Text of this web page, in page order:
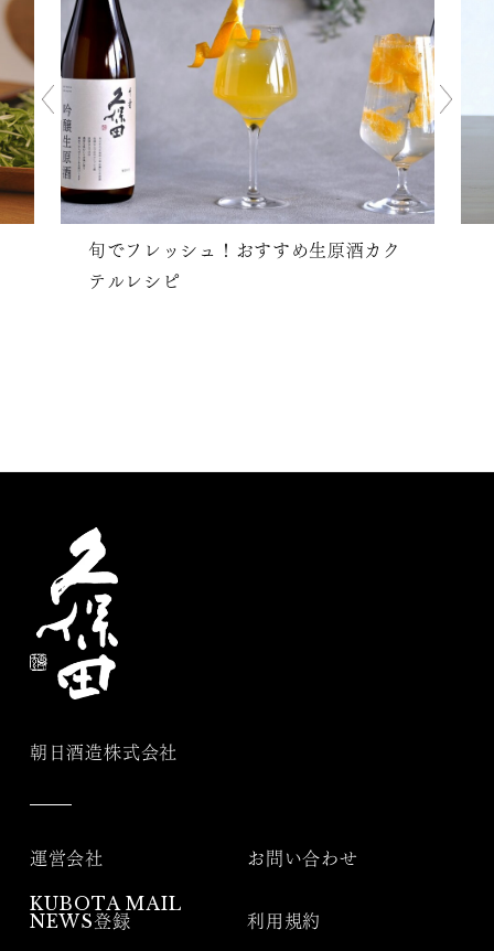
旬でフレッシュ！おすすめ生原酒カク
テルレシピ
朝日酒造株式会社
運営会社 お問い合わせ
KUBOTA MAIL
NEWS登録
利用規約